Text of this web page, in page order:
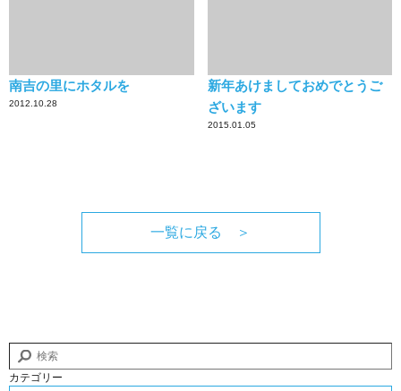
南吉の里にホタルを
2012.10.28
新年あけましておめでとうご
ざいます
2015.01.05
一覧に戻る ＞
カテゴリー